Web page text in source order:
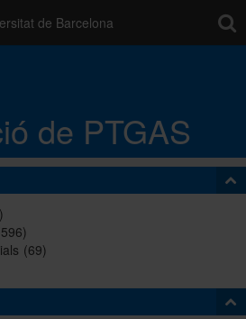
de Barcelona
de PTGAS
la formació del PTGAS
Cursos a mida
(69)